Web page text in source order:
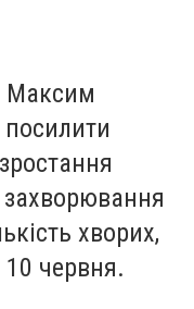
Максим
захворювання
хворих,
10 червня.